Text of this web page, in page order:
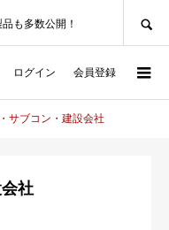
も多数公開！
ログイン 会員登録
サブコン・建設会社
社